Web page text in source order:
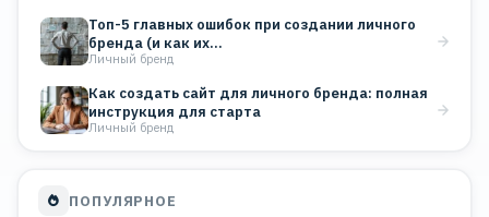
Топ-5 главных ошибок при создании личного
бренда (и как их…
Личный бренд
Как создать сайт для личного бренда: полная
инструкция для старта
Личный бренд
ПОПУЛЯРНОЕ